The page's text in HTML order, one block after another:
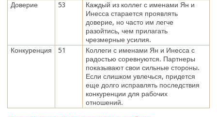
Доверие
53
Каждый из коллег с именами Ян и
Инесса старается проявлять
доверие, но часто им легче
разойтись, чем прилагать
чрезмерные усилия.
Конкуренция
51
Коллеги с именами Ян и Инесса с
радостью соревнуются. Партнеры
показывают свои сильные стороны.
Если слишком увлечься, придется
еще долго исправлять последствия
конкуренции для рабочих
отношений.